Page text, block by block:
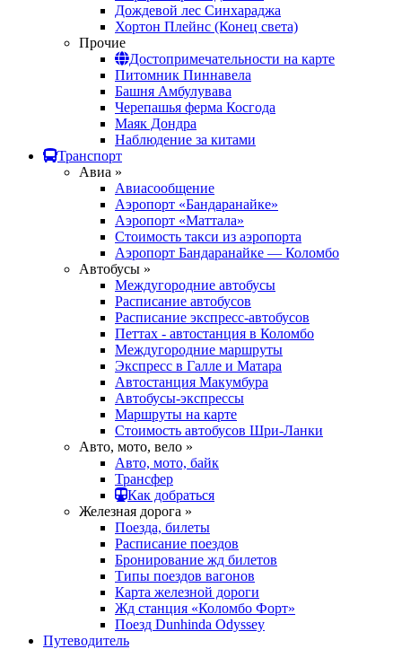
Дождевой лес Синхараджа
Хортон Плейнс (Конец света)
Прочие
Достопримечательности на карте
Питомник Пиннавела
Башня Амбулувава
Черепашья ферма Косгода
Маяк Дондра
Наблюдение за китами
Транспорт
Авиа »
Авиасообщение
Аэропорт «Бандаранайке»
Аэропорт «Маттала»
Стоимость такси из аэропорта
Аэропорт Бандаранайке — Коломбо
Автобусы »
Междугородние автобусы
Расписание автобусов
Расписание экспресс-автобусов
Петтах - автостанция в Коломбо
Междугородние маршруты
Экспресс в Галле и Матара
Автостанция Макумбура
Автобусы-экспрессы
Маршруты на карте
Стоимость автобусов Шри-Ланки
Авто, мото, вело »
Авто, мото, байк
Трансфер
Как добраться
Железная дорога »
Поезда, билеты
Расписание поездов
Бронирование жд билетов
Типы поездов вагонов
Карта железной дороги
Жд станция «Коломбо Форт»
Поезд Dunhinda Odyssey
Путеводитель